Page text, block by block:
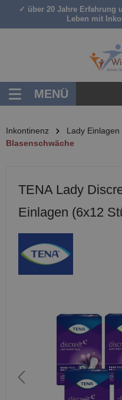
springen
✓ über 20 Jahre Erfahrung
Leben mit
MENÜ
Inkontinenz
Lady
Blasenschwäche
TENA Lady
Einlagen (6x12